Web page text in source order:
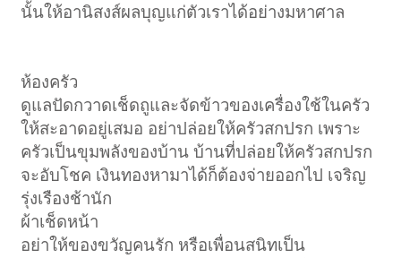
นั้นให้อานิสงส์ผลบุญแก่ตัวเราได้อย่างมหาศาล
ห้องครัว
ดูแลปัดกวาดเช็ดถูและจัดข้าวของเครื่องใช้ในครัว
ให้สะอาดอยู่เสมอ อย่าปล่อยให้ครัวสกปรก เพราะ
ครัวเป็นขุมพลังของบ้าน บ้านที่ปล่อยให้ครัวสกปรก
จะอับโชค เงินทองหามาได้ก็ต้องจ่ายออกไป เจริญ
รุ่งเรืองช้านัก
ผ้าเช็ดหน้า
อย่าให้ของขวัญคนรัก หรือเพื่อนสนิทเป็น